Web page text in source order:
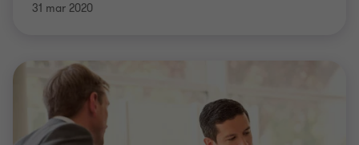
31 mar 2020